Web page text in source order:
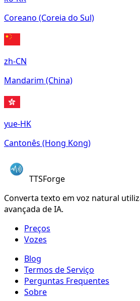
Coreano (Coreia do Sul)
zh-CN
Mandarim (China)
yue-HK
Cantonês (Hong Kong)
TTSForge
Converta texto em voz natural
avançada de IA.
Preços
Vozes
Blog
Termos de Serviço
Perguntas Frequentes
Sobre